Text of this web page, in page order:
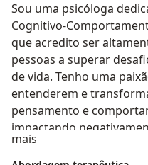
Sou uma psicóloga
Cognitivo-
que acredito ser
pessoas a superar
de vida. Tenho uma
entenderem e
pensamento e
impactando
abordagem terapêutica
cliente. Acredito na
mais